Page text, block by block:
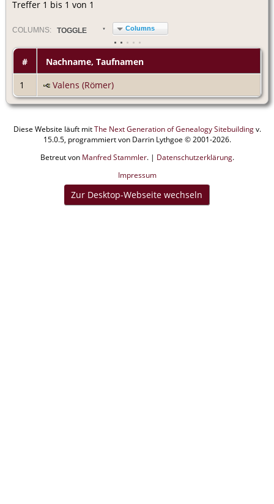
Treffer 1 bis 1 von 1
COLUMN S: TOGGLE Columns
#
Nachname, Taufnamen
1
Valens (Römer)
Diese Website läuft mitThe Next Generation of Genealogy Sitebuildingv.
15.0.5, programmiert von Darrin Lythgoe © 2001-2026.
Betreut von Manfred Stammler. | Datenschutzerklärung.
Impressum
Zur Desktop-Webseite wechseln